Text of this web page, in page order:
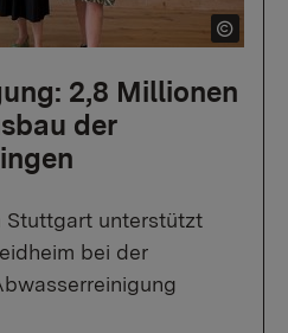
2,8 Millionen
der
Stuttgart unterstützt
bei der